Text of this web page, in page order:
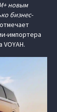
новым
бизнес-
импортера